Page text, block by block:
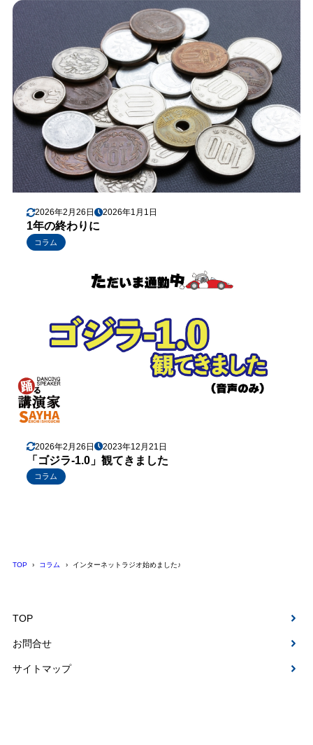
2026年2月26日 2026年1月1日
1年の終わりに
コラム
2026年2月26日 2023年12月21日
「ゴジラ-1.0」観てきました
コラム
TOP コラム インターネットラジオ始めました♪
TOP
お問合せ
サイトマップ